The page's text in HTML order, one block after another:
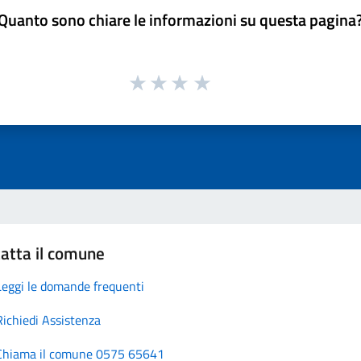
sono chiare le informazioni su questa
il comune
le domande frequenti
Assistenza
il comune 0575 65641